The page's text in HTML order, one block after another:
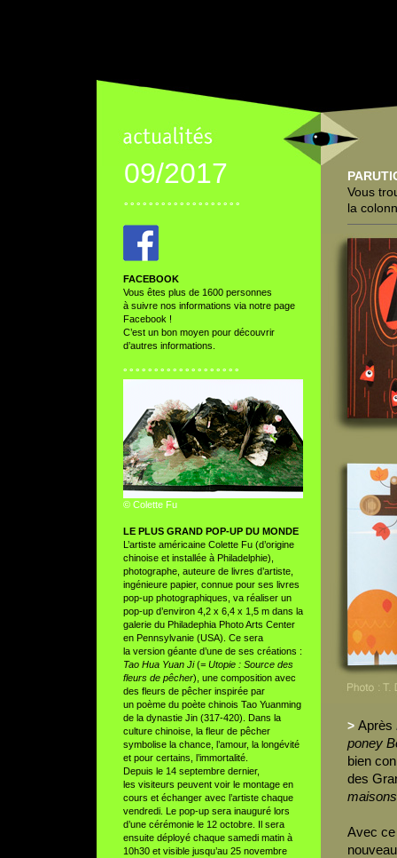
09/2017
° ° ° ° ° ° ° ° ° ° ° ° ° ° ° ° ° ° °
FACEBOOK
Vous êtes plus de 1600 personnes
à suivre nos informations via notre page
Facebook !
C’est un bon moyen pour découvrir
d’autres informations.
° ° ° ° ° ° ° ° ° ° ° ° ° ° ° ° ° ° °
© Colette Fu
LE PLUS GRAND POP-UP DU MONDE
L’artiste américaine Colette Fu (d’origine
chinoise et installée à Philadelphie),
photographe, auteure de livres d’artiste,
ingénieure papier, connue pour ses livres
pop-up photographiques, va réaliser un
pop-up d’environ 4,2 x 6,4 x 1,5 m dans la
galerie du Philadephia Photo Arts Center
en Pennsylvanie (USA). Ce sera
la version géante d’une de ses créations :
Tao Hua Yuan Ji(= Utopie : Source des
fleurs de pêcher), une composition avec
des fleurs de pêcher inspirée par
un poème du poète chinois Tao Yuanming
de la dynastie Jin (317-420). Dans la
culture chinoise, la fleur de pêcher
symbolise la chance, l’amour, la longévité
et pour certains, l’immortalité.
Depuis le 14 septembre dernier,
les visiteurs peuvent voir le montage en
cours et échanger avec l’artiste chaque
vendredi. Le pop-up sera inauguré lors
d’une cérémonie le 12 octobre. Il sera
ensuite déployé chaque samedi matin à
10h30 et visible jusqu’au 25 novembre
Vous
la
> Après
poney
bien
des
Avec ce